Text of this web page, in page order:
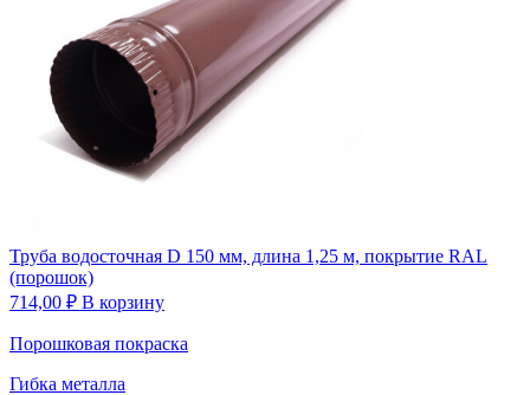
Труба водосточная D 150 мм, длина 1,25 м, покрытие RAL
(порошок)
714,00 ₽ В корзину
Порошковая покраска
Гибка металла